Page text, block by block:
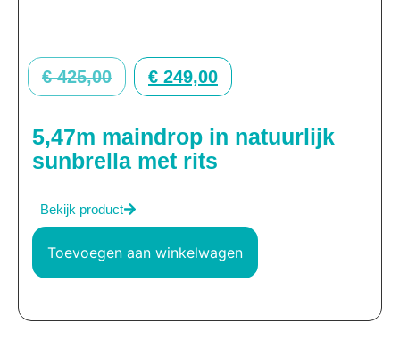
€425,00 € 249,00
5,47m maindrop in natuurlijk
sunbrella met rits
Bekijk product
Toevoegen aan winkelwagen